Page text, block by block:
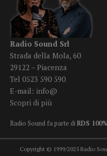
Radio Sound Srl
Strada della Mola, 60
29122 – Piacenza
Tel 0523 590 590
E-mail: info@
Scopri di più
Radio Sound fa parte diRDS
Copyright © 1999/2025 Radio